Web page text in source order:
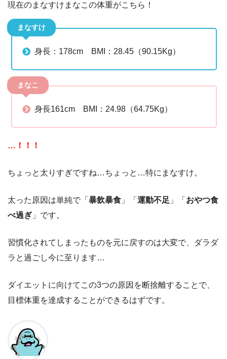
現在のまなすけまなこの体重がこちら！
まなすけ
身長：178cm BMI：28.45（90.15Kg）
まなこ
身長161cm BMI：24.98（64.75Kg）
…！！！
ちょっと太りすぎですね…ちょっと…特にまなすけ。
太った原因は単純で「 暴飲暴食 」「 運動不足 」「 おやつ食
べ過ぎ 」です。
習慣化されてしまったものを元に戻すのは大変で、ダラダ
ラと過ごし今に至ります…
ダイエットに向けてこの3つの原因を断捨離することで、
目標体重を達成することができるはずです。